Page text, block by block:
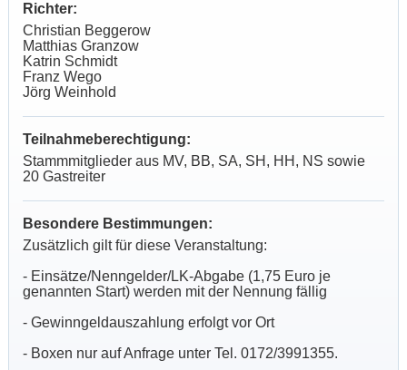
Richter:
Christian Beggerow
Matthias Granzow
Katrin Schmidt
Franz Wego
Jörg Weinhold
Teilnahmeberechtigung:
Stammmitglieder aus MV, BB, SA, SH, HH, NS sowie
20 Gastreiter
Besondere Bestimmungen:
Zusätzlich gilt für diese Veranstaltung:
- Einsätze/Nenngelder/LK-Abgabe (1,75 Euro je
genannten Start) werden mit der Nennung fällig
- Gewinngeldauszahlung erfolgt vor Ort
- Boxen nur auf Anfrage unter Tel. 0172/3991355.